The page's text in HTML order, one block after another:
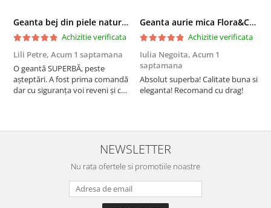
Geanta bej din piele naturala 8966 123
Achizitie verificata
Lili Petre, Acum 1 saptamana
O geantă SUPERBĂ, peste
așteptări. A fost prima comandă
dar cu siguranța voi reveni și cu
doua zi). RECOMAND SOFILINE!!!
Geanta aurie mica Flora&CO Paris H6930 16
Achizitie verificata
Iulia Negoita, Acum 1
saptamana
Absolut superba! Calitate buna si
eleganta! Recomand cu drag!
NEWSLETTER
Nu rata ofertele si promotiile noastre